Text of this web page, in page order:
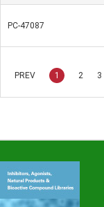
PC-47087
PREV 1 2 3